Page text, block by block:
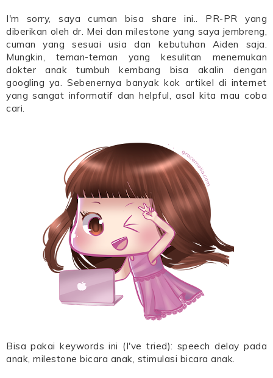
I'm sorry, saya cuman bisa share ini.. PR-PR yang
diberikan oleh dr. Mei dan milestone yang saya jembreng,
cuman yang sesuai usia dan kebutuhan Aiden saja.
Mungkin, teman-teman yang kesulitan menemukan
dokter anak tumbuh kembang bisa akalin dengan
googling ya. Sebenernya banyak kok artikel di internet
yang sangat informatif dan helpful, asal kita mau coba
cari.
Bisa pakai keywords ini (I've tried): speech delay pada
anak, milestone bicara anak, stimulasi bicara anak.